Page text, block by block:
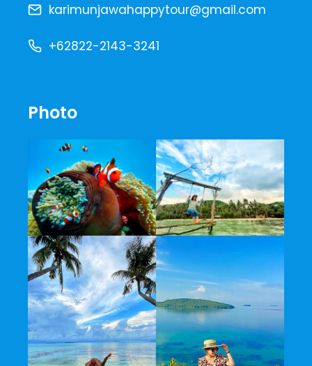
karimunjawahappytour@gmail.com
+62822-2143-3241
Photo